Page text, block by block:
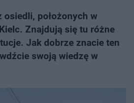
osiedli, położonych w
Znajdują się tu różne
Jak dobrze znacie ten
swoją wiedzę w